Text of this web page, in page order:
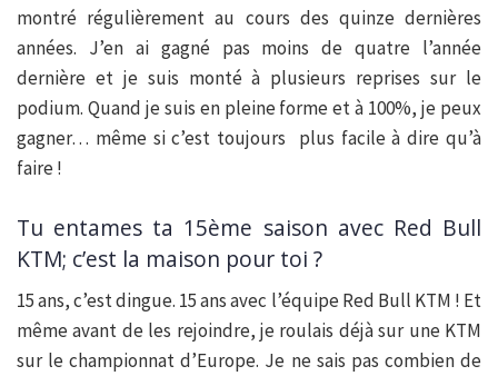
montré régulièrement au cours des quinze dernières
années. J’en ai gagné pas moins de quatre l’année
dernière et je suis monté à plusieurs reprises sur le
podium. Quand je suis en pleine forme et à 100%, je peux
gagner… même si c’est toujours plus facile à dire qu’à
faire !
Tu entames ta 15ème saison avec Red Bull
KTM; c’est la maison pour toi ?
15 ans, c’est dingue. 15 ans avec l’équipe Red Bull KTM ! Et
même avant de les rejoindre, je roulais déjà sur une KTM
sur le championnat d’Europe. Je ne sais pas combien de